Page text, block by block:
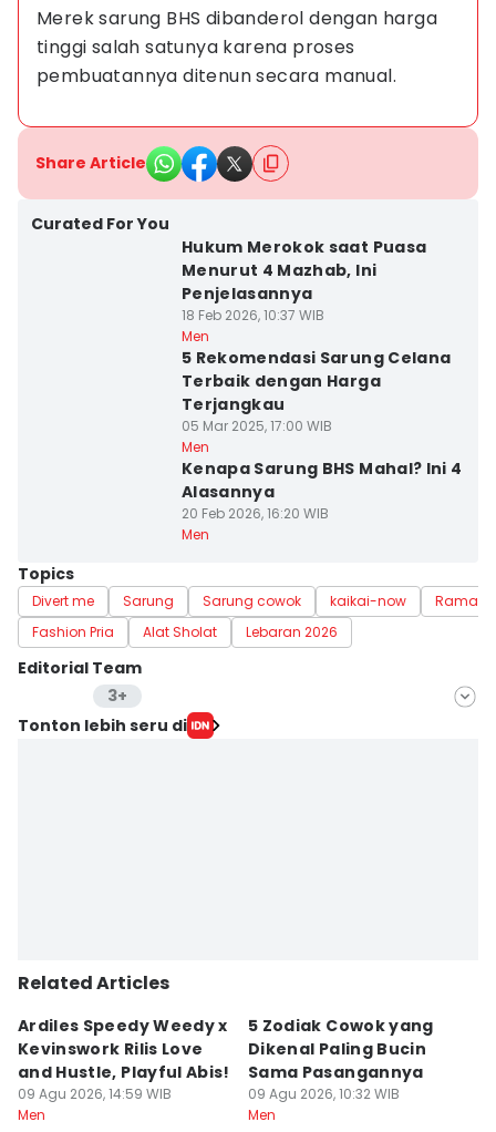
Merek sarung BHS dibanderol dengan harga
tinggi salah satunya karena proses
pembuatannya ditenun secara manual.
Share Article
Curated For You
Hukum Merokok saat Puasa
Menurut 4 Mazhab, Ini
Penjelasannya
18 Feb 2026, 10:37 WIB
Men
5 Rekomendasi Sarung Celana
Terbaik dengan Harga
Terjangkau
05 Mar 2025, 17:00 WIB
Men
Kenapa Sarung BHS Mahal? Ini 4
Alasannya
20 Feb 2026, 16:20 WIB
Men
Topics
Divert me Sarung Sarung cowok kaikai-now
Fashion Pria
Alat Sholat Lebaran 2026
Editorial Team
3+
Editor
Editor
Tonton lebih seru di
Related Articles
Ardiles Speedy Weedy x
Kevinswork Rilis Love
and Hustle, Playful Abis!
09 Agu 2026, 14:59 WIB
Men
5 Zodiak Cowok yang
Dikenal Paling Bucin
Sama Pasangannya
09 Agu 2026, 10:32 WIB
Men